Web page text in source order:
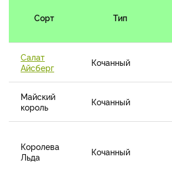
Сорт Тип
Салат
Айсберг
Кочанный
Майский
король
Кочанный
Королева
Льда
Кочанный